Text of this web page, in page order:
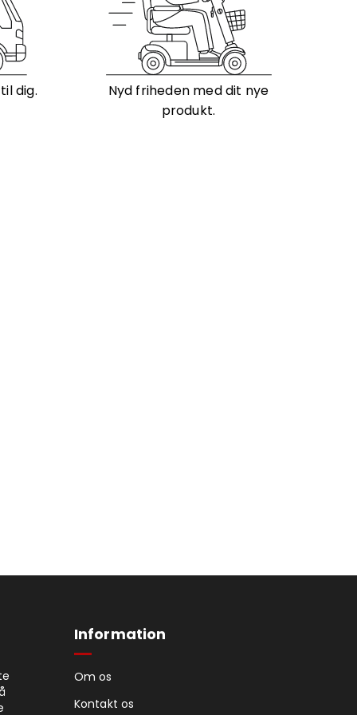
dig.
Nyd friheden med dit nye
produkt.
Information
Om os
Kontakt os